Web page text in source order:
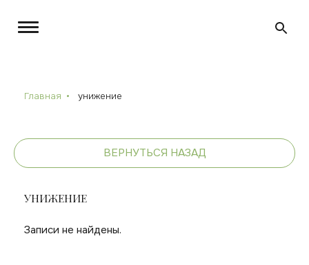
Главная унижение
ВЕРНУТЬСЯ НАЗАД
УНИЖЕНИЕ
Записи не найдены.